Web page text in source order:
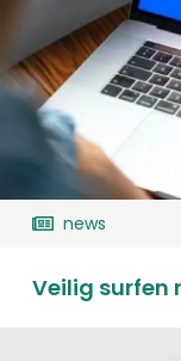
news
Veilig surfen